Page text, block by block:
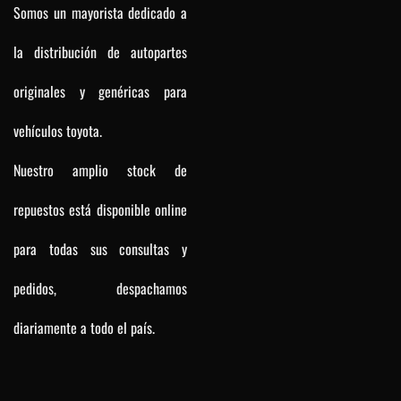
Somos un mayorista dedicado a
la distribución de autopartes
originales y genéricas para
vehículos toyota.
Nuestro amplio stock de
repuestos está disponible online
para todas sus consultas y
pedidos, despachamos
diariamente a todo el país.